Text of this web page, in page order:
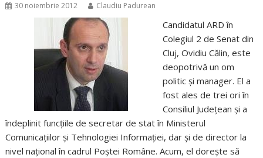
30 noiembrie 2012 Claudiu Padurean
Candidatul ARD în
Colegiul 2 de Senat din
Cluj, Ovidiu Călin, este
deopotrivă un om
politic și manager. El a
fost ales de trei ori în
Consiliul Județean și a
îndeplinit funcțiile de secretar de stat în Ministerul
Comunicațiilor și Tehnologiei Informației, dar și de director la
nivel național în cadrul Poștei Române. Acum, el dorește să